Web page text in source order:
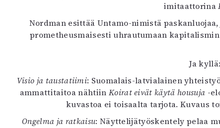
imitaattorina
Nordman esittää Untamo-nimistä
prometheusmaisesti uhrautumaan
Ja
Visio ja taustatiimi: Suomalais-latvialainen
ammattitaitoa nähtiin Koirat eivät käytä housuja -
kuvastoa ei toisaalta tarjota. Kuvaus
Ongelma ja ratkaisu: Näyttelijätyöskentely pelaa